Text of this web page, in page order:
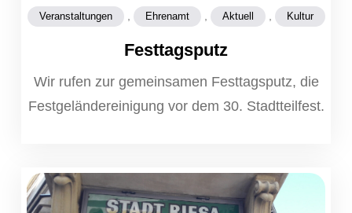
Veranstaltungen , Ehrenamt , Aktuell , Kultur
Festtagsputz
Wir rufen zur gemeinsamen Festtagsputz, die
Festgeländereinigung vor dem 30. Stadtteilfest.